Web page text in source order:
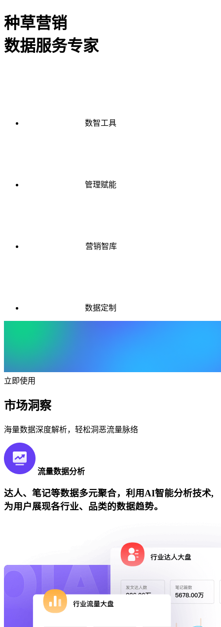
种草营销
数据服务专家
数智工具
管理赋能
营销智库
数据定制
立即使用
市场洞察
海量数据深度解析，轻松洞恶流量脉络
流量数据分析
达人、笔记等数据多元聚合，利用AI智能分析技术,
为用户展现各行业、品类的数据趋势。